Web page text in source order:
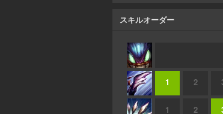
スキルオーダー
1 2
1 2